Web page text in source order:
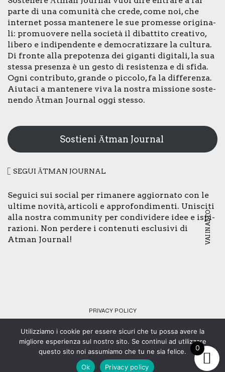
par­te di una comu­ni­tà che cre­de, come noi, che
inter­net pos­sa man­te­ne­re le sue pro­mes­se ori­gi­na­
li: pro­muo­ve­re nel­la socie­tà il dibat­ti­to crea­ti­vo,
libe­ro e indi­pen­den­te e demo­cra­tiz­za­re la cul­tu­ra.
Di fron­te alla pre­po­ten­za dei gigan­ti digi­ta­li, la sua
stes­sa pre­sen­za è un gesto di resi­sten­za e di sfi­da.
Ogni con­tri­bu­to, gran­de o pic­co­lo, fa la dif­fe­ren­za.
Aiu­ta­ci a man­te­ne­re viva la nostra mis­sio­ne soste­
nen­do Ātman Jour­nal oggi stes­so.
Sostieni Ātman Journal
SEGUI ĀTMAN JOUR­NAL
Segui­ci sui social per rima­ne­re aggior­na­to con le
ulti­me novi­tà, arti­co­li e appro­fon­di­men­ti. Uni­sci­ti
alla nostra com­mu­ni­ty per con­di­vi­de­re idee e ispi­
ra­zio­ni. Non per­de­re i con­te­nu­ti esclu­si­vi di
Atman Jour­nal!
PRI­VA­CY POLI­CY
VAI IN ALTO
© Copyright 2024 - Tutti i diritti riservati - C.F. 92073430461 -
Web design: SMStudio 0
Utilizziamo i cookie per essere sicuri che tu possa avere la
migliore esperienza sul nostro sito. Se continui ad utilizzare
questo sito noi assumiamo che tu ne sia felice.
Ok
Privacy policy